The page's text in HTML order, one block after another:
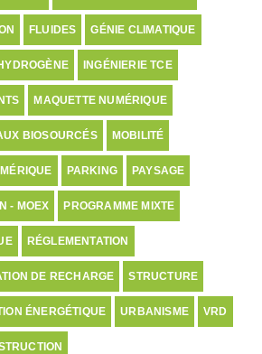
FLUIDES GÉNIE CLIMATIQUE
INGÉNIERIE TCE
MAQUETTE NUMÉRIQUE
BIOSOURCÉS MOBILITÉ
PARKING PAYSAGE
- MOEX PROGRAMME MIXTE
RÉGLEMENTATION
DE RECHARGE STRUCTURE
ÉNERGÉTIQUE URBANISME VRD